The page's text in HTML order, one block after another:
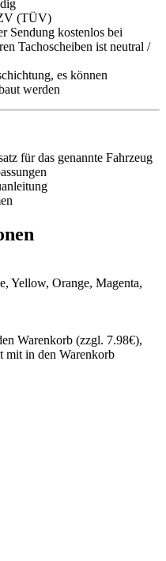
(TÜV)
Sendung kostenlos bei
Tachoscheiben ist neutral /
es können
werden
für das genannte Fahrzeug
Yellow, Orange, Magenta,
Warenkorb (zzgl. 7.98€),
mit in den Warenkorb